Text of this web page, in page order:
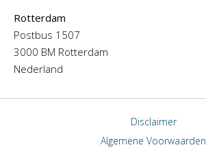
Rotterdam
Postbus 1507
3000 BM Rotterdam
Nederland
Disclaimer
Algemene Voorwaarden